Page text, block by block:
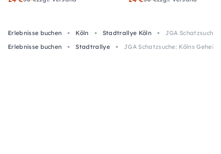
Erlebnisse buchen Köln Stadtrallye Köln
JGA Schatzsuche:
Erlebnisse buchen
Stadtrallye JGA Schatzsuche: Kölns